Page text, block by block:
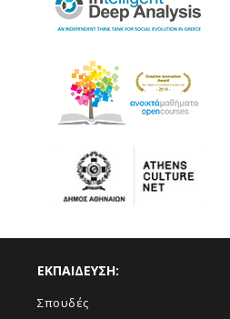
ΕΚΠΑΙΔΕΥΣΗ:
Σπουδές